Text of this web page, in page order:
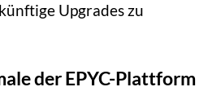
Upgrades zu
der EPYC-Plattform